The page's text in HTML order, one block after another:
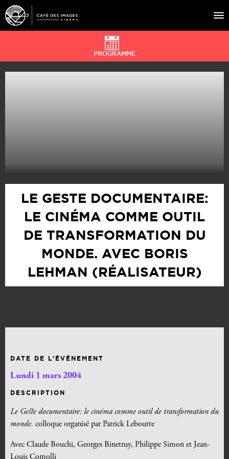
À L’AFFICHE
PROGRAMME
LE GESTE DOCUMENTAIRE:
LE CINÉMA COMME OUTIL
DE TRANSFORMATION DU
MONDE. AVEC BORIS
LEHMAN (RÉALISATEUR)
DATE DE L’ÉVÉNEMENT
Lundi 1 mars 2004
DESCRIPTION
Le Geste documentaire: le cinéma comme outil de transformation du
monde. colloque organisé par Patrick Leboutte
Avec Claude Bouchi, Georges Binetruy, Philippe Simon et Jean-
Louis Comolli